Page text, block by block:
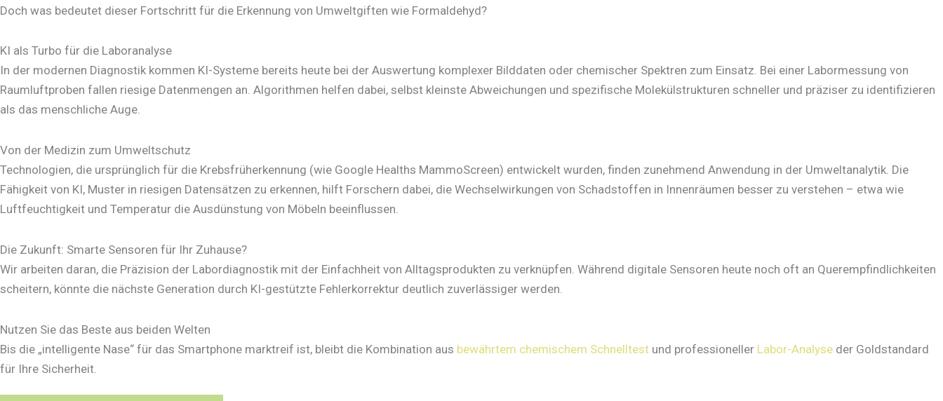
Doch was bedeutet dieser Fortschritt für die Erkennung von Umweltgiften wie Formaldehyd?
KI als Turbo für die Laboranalyse
In der modernen Diagnostik kommen KI-Systeme bereits heute bei der Auswertung komplexer Bilddaten oder chemischer Spektren zum Einsatz. Bei einer Labormessung von
Raumluftproben fallen riesige Datenmengen an. Algorithmen helfen dabei, selbst kleinste Abweichungen und spezifische Molekülstrukturen schneller und präziser zu identifizieren
als das menschliche Auge.
Von der Medizin zum Umweltschutz
Technologien, die ursprünglich für die Krebsfrüherkennung (wie Google Healths MammoScreen) entwickelt wurden, finden zunehmend Anwendung in der Umweltanalytik. Die
Fähigkeit von KI, Muster in riesigen Datensätzen zu erkennen, hilft Forschern dabei, die Wechselwirkungen von Schadstoffen in Innenräumen besser zu verstehen – etwa wie
Luftfeuchtigkeit und Temperatur die Ausdünstung von Möbeln beeinflussen.
Die Zukunft: Smarte Sensoren für Ihr Zuhause?
Wir arbeiten daran, die Präzision der Labordiagnostik mit der Einfachheit von Alltagsprodukten zu verknüpfen. Während digitale Sensoren heute noch oft an Querempfindlichkeiten
scheitern, könnte die nächste Generation durch KI-gestützte Fehlerkorrektur deutlich zuverlässiger werden.
Nutzen Sie das Beste aus beiden Welten
Bis die „intelligente Nase“ für das Smartphone marktreif ist, bleibt die Kombination aus bewährtem chemischem Schnelltest und professioneller Labor-Analyse der Goldstandard
für Ihre Sicherheit.